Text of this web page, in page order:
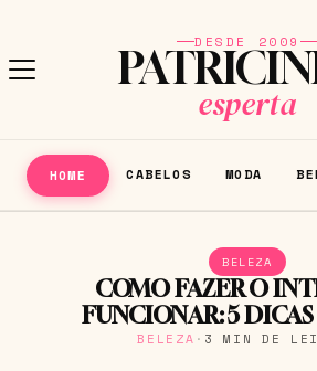
DESDE 2009
esperta
HOME CABELOS MODA
BELEZA
COMO FAZER O
FUNCIONAR: 5
BELEZA · 3 MIN DE